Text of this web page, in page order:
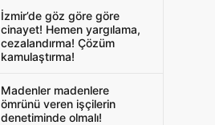
İzmir’de göz göre göre
cinayet! Hemen yargılama,
cezalandırma! Çözüm
kamulaştırma!
Madenler madenlere
ömrünü veren işçilerin
denetiminde olmalı!